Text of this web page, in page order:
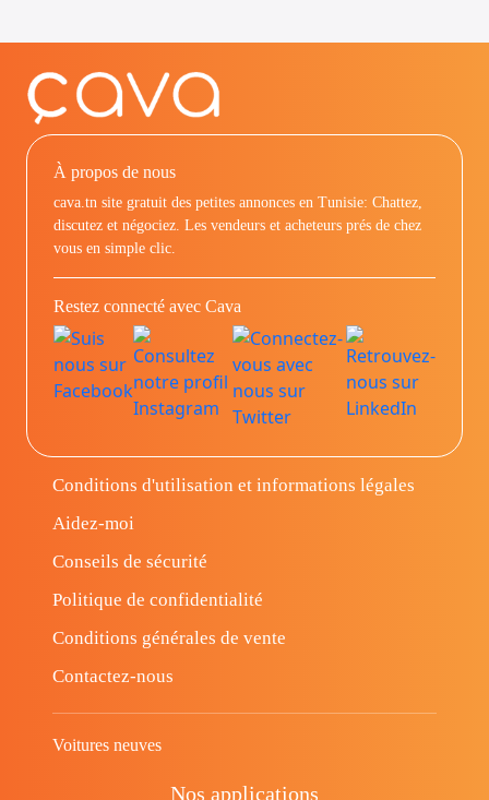
À propos de nous
cava.tn site gratuit des petites annonces en Tunisie: Chattez,
discutez et négociez. Les vendeurs et acheteurs prés de chez
vous en simple clic.
Restez connecté avec Cava
Conditions d'utilisation et informations légales
Aidez-moi
Conseils de sécurité
Politique de confidentialité
Conditions générales de vente
Contactez-nous
Voitures neuves
Nos applications